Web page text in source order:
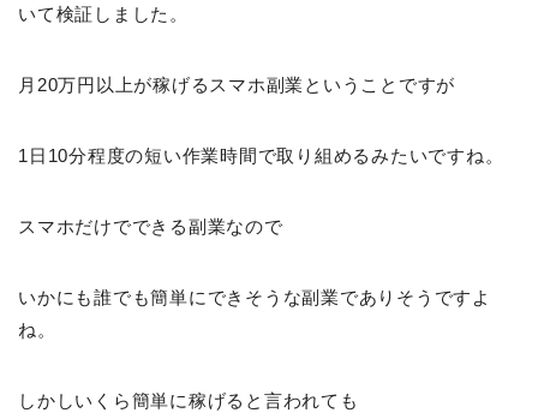
いて検証しました。
月20万円以上が稼げるスマホ副業ということですが
1日10分程度の短い作業時間で取り組めるみたいですね。
スマホだけでできる副業なので
いかにも誰でも簡単にできそうな副業でありそうですよ
ね。
しかしいくら簡単に稼げると言われても